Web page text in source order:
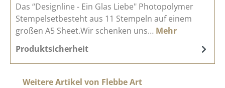
Das “Designline - Ein Glas Liebe" Photopolymer
Stempelsetbesteht aus 11 Stempeln auf einem
großen A5 Sheet.Wir schenken uns… Mehr
Produktsicherheit
Produktgalerie überspringen
Weitere Artikel von Flebbe Art